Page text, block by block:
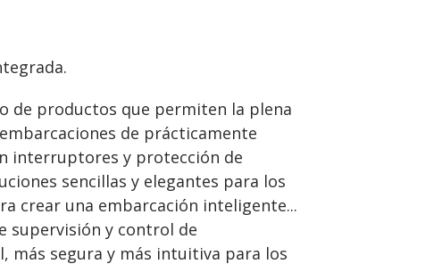
de productos que permiten la plena
de prácticamente
interruptores y protección de
sencillas y elegantes para los
crear una embarcación inteligente...
supervisión y control de
más segura y más intuitiva para los